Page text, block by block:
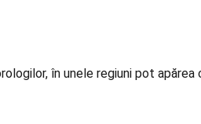
în unele regiuni pot apărea